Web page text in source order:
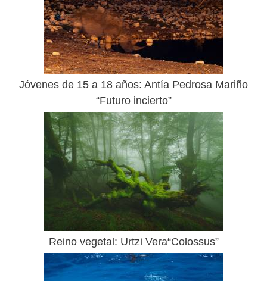
Jóvenes de 15 a 18 años: Antía Pedrosa Mariño
“Futuro incierto”
Reino vegetal: Urtzi Vera“Colossus”